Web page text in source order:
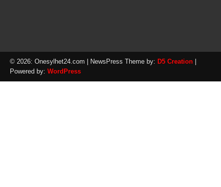
© 2026: Onesylhet24.com | NewsPress Theme by: D5 Creation
Powered by: WordPress